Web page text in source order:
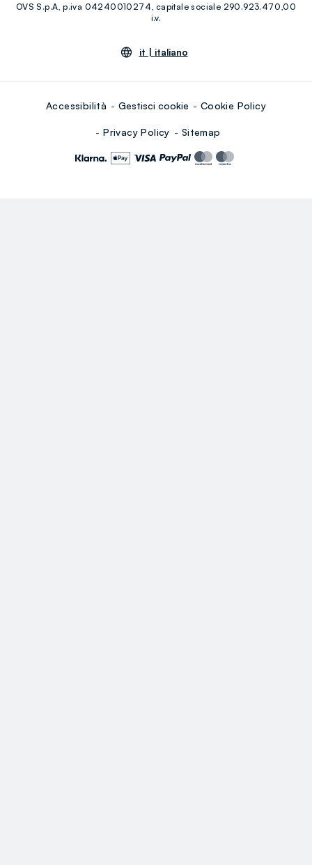
Youtube Linkedin
OVS S.p.A, p.iva 04240010274, capitale sociale 290.923.470,00
i.v.
it | italiano
Accessibilità Gestisci cookie Cookie Policy
Privacy Policy Sitemap